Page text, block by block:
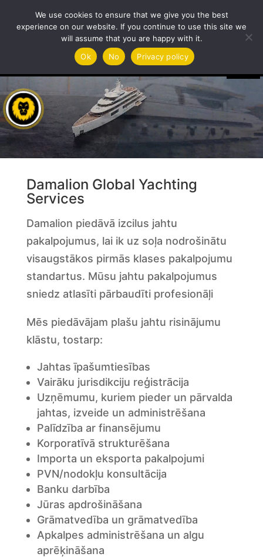
Damalion Global Yachting
Services
Damalion piedāvā izcilus jahtu
pakalpojumus, lai ik uz soļa nodrošinātu
visaugstākos pirmās klases pakalpojumu
standartus. Mūsu jahtu pakalpojumus
sniedz atlasīti pārbaudīti profesionāļi
Mēs piedāvājam plašu jahtu risinājumu
klāstu, tostarp:
Jahtas īpašumtiesības
Vairāku jurisdikciju reģistrācija
Uzņēmumu, kuriem pieder un pārvalda
jahtas, izveide un administrēšana
Palīdzība ar finansējumu
Korporatīvā strukturēšana
Importa un eksporta pakalpojumi
PVN/nodokļu konsultācija
Banku darbība
Jūras apdrošināšana
Grāmatvedība un grāmatvedība
Apkalpes administrēšana un algu
aprēķināšana
We use cookies to ensure that we give you the best
experience on our website. If you continue to use this site we
will assume that you are happy with it.
Ok
No Privacy policy